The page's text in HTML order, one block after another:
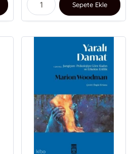
Sepete Ekle